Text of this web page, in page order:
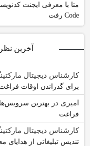
Code رفت
آخرین
کارشناس دیجیتال
برای گذراندن اوقات فراغت
امیری در بهترین
فراغت
کارشناس دیجیتال
تندیس تبلیغاتی از هدایای